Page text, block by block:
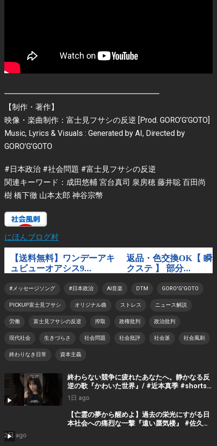
━━━━━━━━━━━━━━━━━━━━
【制作・著作】
映像・楽曲制作：富士見フサシの反逆 [Prod. GORO’G’GOTO]
Music, Lyrics & Visuals : Generated by AI, Directed by
GORO’G’GOTO
#日本政治 #社会問題 #富士見フサシの反逆
関連キーワード：成田悠輔 宮台真司 泉房穂 藤井聡 百田尚
樹 橋下徹 山本太郎 神谷宗幣
にほんブログ村
#メッセージソング #日本政治 AI音楽 DTM GORO'G'GOTO
PICKUP富士見フサシ オリジナル曲 ストレス ニュース解説
労働 富士見フサシの反逆 搾取 政権批判 政治批判
現代社会 生きづらさ 社会問題 社会批評 社会派 社会風刺
終わりなき日常 資本主義
終わらない競争に疲れたあなたへ。静かなる反
逆の歌『かわいた世界』/ #近本真季 #shorts
#music
1日 ago
【亡霊の夢から醒めよ】過去の栄光にすがる日
本社会への痛烈な一撃『遠い蜃気楼』 #佐久間
2日 ago